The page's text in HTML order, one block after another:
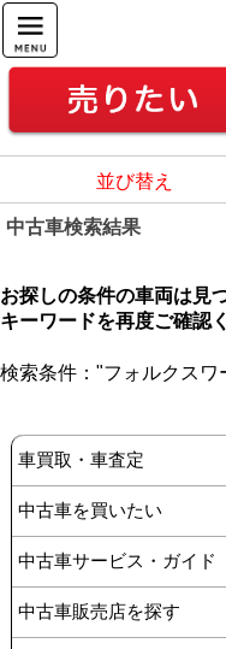
並び替え
中古車検索結果
お探しの条件の車両は見
キーワードを再度ご確認
検索条件： "フォルクスワ
車買取・車査定
中古車を買いたい
中古車サービス・ガイド
中古車販売店を探す